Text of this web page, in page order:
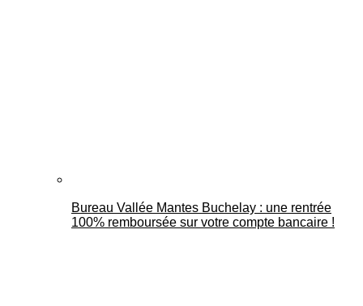
Bureau Vallée Mantes Buchelay : une rentrée
100% remboursée sur votre compte bancaire !